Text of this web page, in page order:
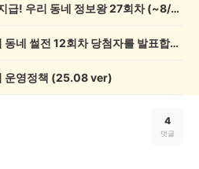
💸 전원 2,000캐시 지급! 우리 동네 정보왕 27회차 (~8/10)
💰[당첨자 발표] 우리 동네 썰전 12회차 당첨자를 발표합니다!
운영정책 (25.08 ver)
4
댓글